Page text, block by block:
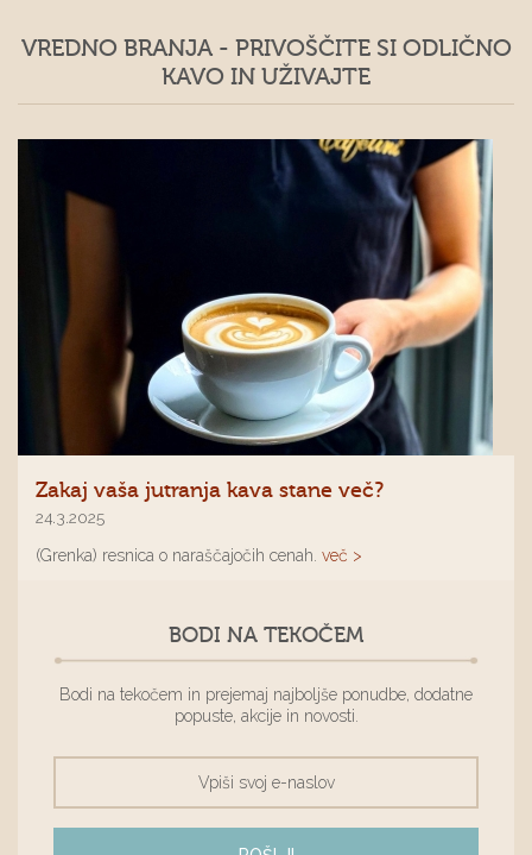
VREDNO BRANJA - PRIVOŠČITE SI ODLIČNO
KAVO IN UŽIVAJTE
Zakaj vaša jutranja kava stane več?
24.3.2025
(Grenka) resnica o naraščajočih cenah. več >
BODI NA TEKOČEM
Bodi na tekočem in prejemaj najboljše ponudbe, dodatne
popuste, akcije in novosti.